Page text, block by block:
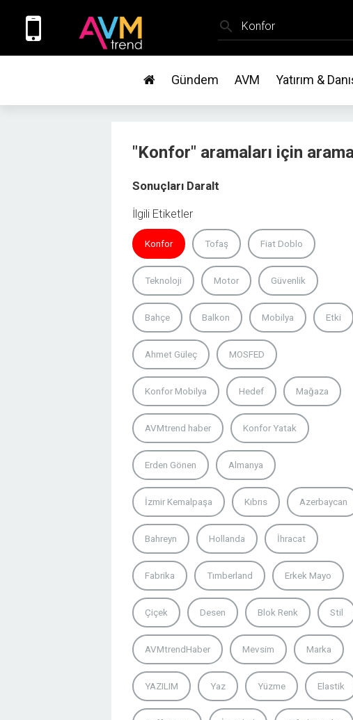
search
Gündem AVM Yatırım &
"Konfor" aramaları için
Sonuçları Daralt
İlgili Etiketler
Konfor Tofaş Fiat Doblo
Teknoloji Motor Güvenlik
Bahçe Balkon Mobilya Etki
Ahmet Güleç MOSFED
Konfor Mobilya Hedef Mağaza
AVMtrend haber Konfor Yatak
Erden Gönen Almanya
İzmir Kemalpaşa Kıbrıs Azerbaycan
Bahreyn Hollanda İhracat
Fabrika Tımberland Erkek Mayo
Çiçek Desen Blok Renk Stil
AVMtrendHaber Mevsim Marka
YAZILIM Yaz Yüzme Elastik